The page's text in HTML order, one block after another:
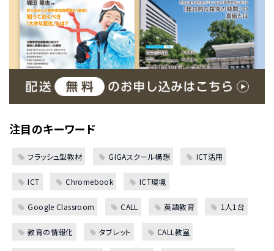
注目のキーワード
フラッシュ型教材 GIGAスクール構想 ICT活用
ICT Chromebook ICT環境
Google Classroom CALL 英語教育 1人1台
教育の情報化 タブレット CALL教室